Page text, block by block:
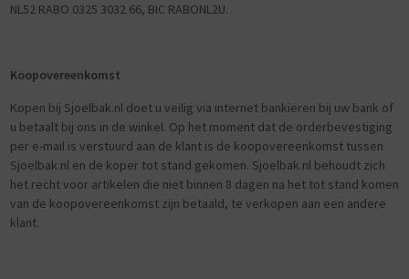
NL52 RABO 0325 3032 66, BIC RABONL2U.
Koopovereenkomst
Kopen bij Sjoelbak.nl doet u veilig via internet bankieren bij uw bank of
u betaalt bij ons in de winkel. Op het moment dat de orderbevestiging
per e-mail is verstuurd aan de klant is de koopovereenkomst tussen
Sjoelbak.nl en de koper tot stand gekomen. Sjoelbak.nl behoudt zich
het recht voor artikelen die niet binnen 8 dagen na het tot stand komen
van de koopovereenkomst zijn betaald, te verkopen aan een andere
klant.